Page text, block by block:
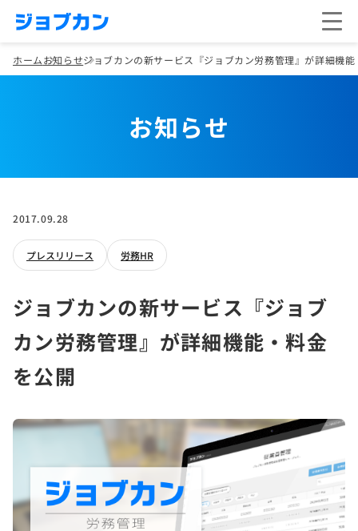
ホームお知らせジョブカンの新サービス『ジョブカン労務管理』が詳細機
お知らせ
2017.09.28
プレスリリース 労務HR
ジョブカンの新サービス『ジョブ
カン労務管理』が詳細機能・料金
を公開